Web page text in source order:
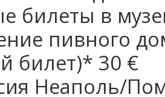
билеты в
пивного
билет)* 30 €
Неаполь/